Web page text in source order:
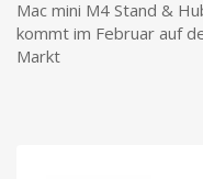
Mac mini M4 Stand &
kommt im Februar auf
Markt